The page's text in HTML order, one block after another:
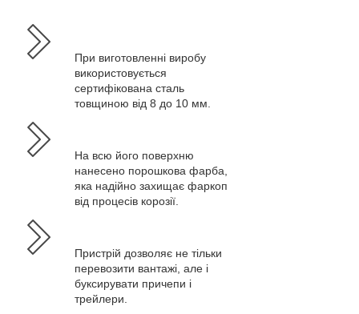
При виготовленні виробу
використовується
сертифікована сталь
товщиною від 8 до 10 мм.
На всю його поверхню
нанесено порошкова фарба,
яка надійно захищає фаркоп
від процесів корозії.
Пристрій дозволяє не тільки
перевозити вантажі, але і
буксирувати причепи і
трейлери.